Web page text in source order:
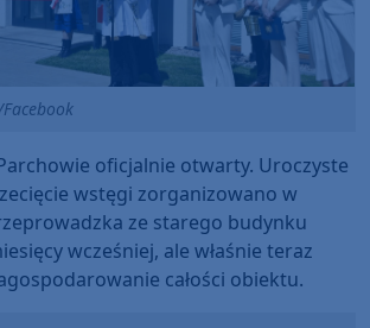
oficjalnie otwarty. Uroczyste
wstęgi zorganizowano w
ze starego budynku
wcześniej, ale właśnie teraz
całości obiektu.